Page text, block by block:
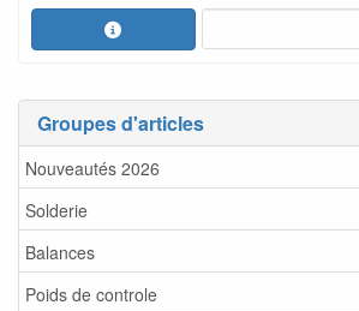
Groupes d'articles
Nouveautés 2026
Solderie
Balances
Poids de controle